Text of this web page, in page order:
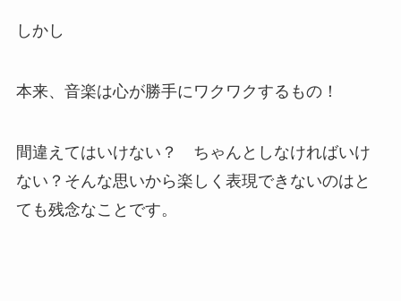
しかし
本来、音楽は心が勝手にワクワクするもの！
間違えてはいけない？ ちゃんとしなければいけ
ない？そんな思いから楽しく表現できないのはと
ても残念なことです。